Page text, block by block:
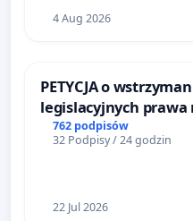
4 Aug 2026
PETYCJA o
legislacyjnych prawa
narażających ofiary
762 podpisów
32 Podpisy / 24 godzin
22 Jul 2026